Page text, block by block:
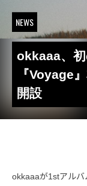
NEWS
okkaaa、
『Voyage
開設
okkaaaが1stアル